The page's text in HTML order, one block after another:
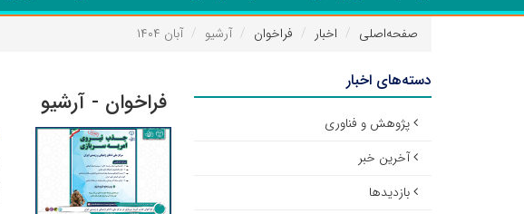
صفحه‌اصلی اخبار فراخوان آرشیو آبان ۱۴۰۴
فراخوان - آرشیو
دسته‌های اخبار
پژوهش و فناوری
آخرین خبر
بازدیدها